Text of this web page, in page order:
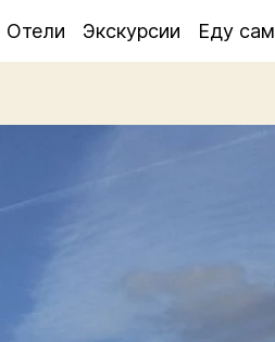
Отели Экскурсии Еду сам